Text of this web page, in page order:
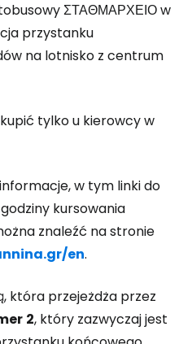
ΣΤΑΘΜΑΡΧΕΙΟ w
przystanku
na lotnisko z centrum
tylko u kierowcy w
w tym linki do
kursowania
znaleźć na stronie
en.
która przejeżdża przez
2, który zazwyczaj jest